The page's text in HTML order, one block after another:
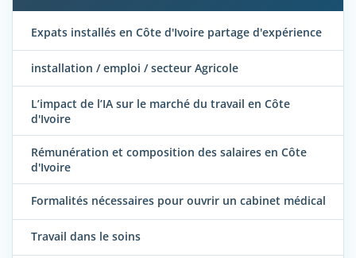
Expats installés en Côte d'Ivoire partage d'expérience
installation / emploi / secteur Agricole
L’impact de l’IA sur le marché du travail en Côte
d'Ivoire
Rémunération et composition des salaires en Côte
d'Ivoire
Formalités nécessaires pour ouvrir un cabinet médical
Travail dans le soins